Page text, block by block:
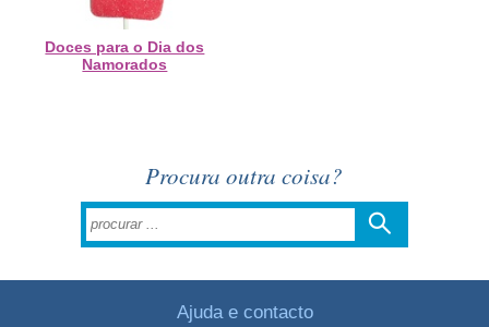
Doces para o Dia dos
Namorados
Procura outra coisa?
Ajuda e contacto